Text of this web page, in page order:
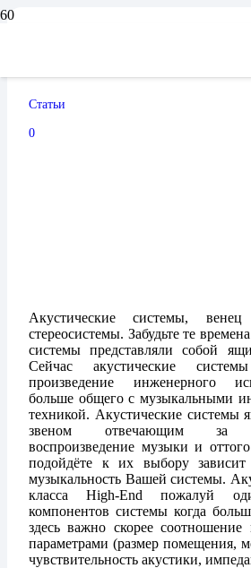
Акустические
Статьи
0
Акустические системы,
стереосистемы. Забудьте те
системы представляли собой
Сейчас акустические
произведение инженерного
больше общего с музыкальными
техникой. Акустические системы
звеном отвечающим за
воспроизведение музыки и
подойдёте к их выбору
музыкальность Вашей системы.
класса High-End пожалуй
компонентов системы когда
здесь важно скорее
параметрами (размер помещения,
чувствительность акустики,